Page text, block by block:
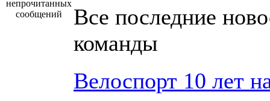
Все последние
команды
Велоспорт 10 лет